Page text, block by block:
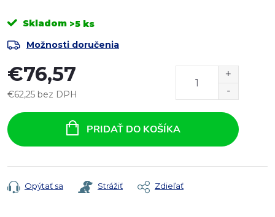
Skladom >5 ks
Možnosti doručenia
€76,57
€62,25 bez DPH
cena:
PRIDAŤ DO KOŠÍKA
Opýtať sa Strážiť Zdieľať